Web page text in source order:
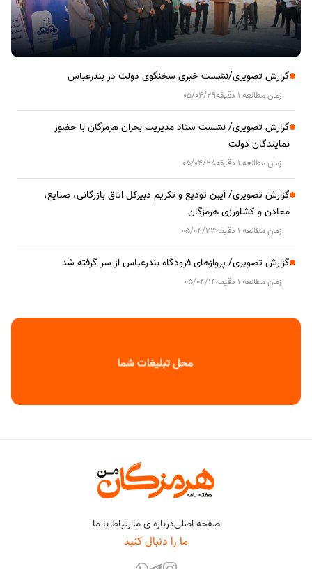
گزارش تصویری/نشست خبری سخنگوی دولت در بندرعباس
زمان مطالعه 1 دقیقه 05/04/29
گزارش تصویری/ نشست ستاد مدیریت بحران هرمزگان با حضور
نمایندگان دولت
زمان مطالعه 1 دقیقه 05/04/28
گزارش تصویری/ آیین تودیع و تکریم دبیرکل اتاق بازرگانی، صنایع،
معادن و کشاورزی هرمزگان
زمان مطالعه 1 دقیقه 05/04/23
گزارش تصویری/ پروازهای فرودگاه بندرعباس از سر گرفته شد
زمان مطالعه 1 دقیقه 05/04/14
صفحه اصلیدرباره ی ماارتباط با ما
ما را دنبال کنید